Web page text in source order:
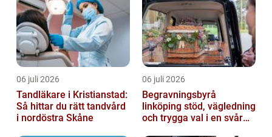
06 juli 2026
Tandläkare i Kristianstad:
Så hittar du rätt tandvård
i nordöstra Skåne
06 juli 2026
Begravningsbyrå
linköping stöd, vägledning
och trygga val i en svår